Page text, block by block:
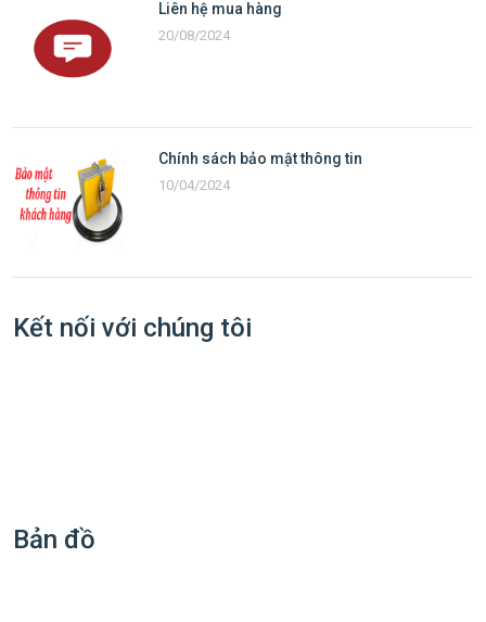
Liên hệ mua hàng
20/08/2024
Chính sách bảo mật thông tin
10/04/2024
Kết nối với chúng tôi
Bản đồ